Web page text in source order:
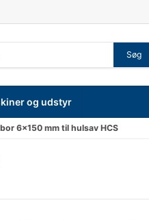
Søg
og udstyr
6x150 mm til hulsav HCS